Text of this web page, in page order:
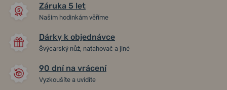
Záruka 5 let
Našim hodinkám věříme
Dárky k objednávce
Švýcarský nůž, natahovač a jiné
90 dní na vrácení
Vyzkoušíte a uvidíte